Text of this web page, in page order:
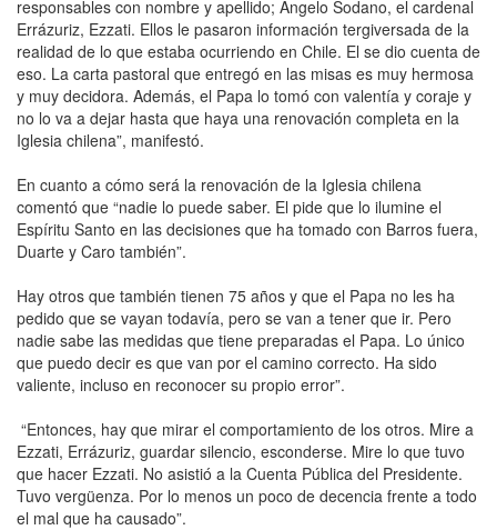
responsables con nombre y apellido; Angelo Sodano, el cardenal
Errázuriz, Ezzati. Ellos le pasaron información tergiversada de la
realidad de lo que estaba ocurriendo en Chile. El se dio cuenta de
eso. La carta pastoral que entregó en las misas es muy hermosa
y muy decidora. Además, el Papa lo tomó con valentía y coraje y
no lo va a dejar hasta que haya una renovación completa en la
Iglesia chilena”, manifestó.
En cuanto a cómo será la renovación de la Iglesia chilena
comentó que “nadie lo puede saber. El pide que lo ilumine el
Espíritu Santo en las decisiones que ha tomado con Barros fuera,
Duarte y Caro también”.
Hay otros que también tienen 75 años y que el Papa no les ha
pedido que se vayan todavía, pero se van a tener que ir. Pero
nadie sabe las medidas que tiene preparadas el Papa. Lo único
que puedo decir es que van por el camino correcto. Ha sido
valiente, incluso en reconocer su propio error”.
“Entonces, hay que mirar el comportamiento de los otros. Mire a
Ezzati, Errázuriz, guardar silencio, esconderse. Mire lo que tuvo
que hacer Ezzati. No asistió a la Cuenta Pública del Presidente.
Tuvo vergüenza. Por lo menos un poco de decencia frente a todo
el mal que ha causado”.